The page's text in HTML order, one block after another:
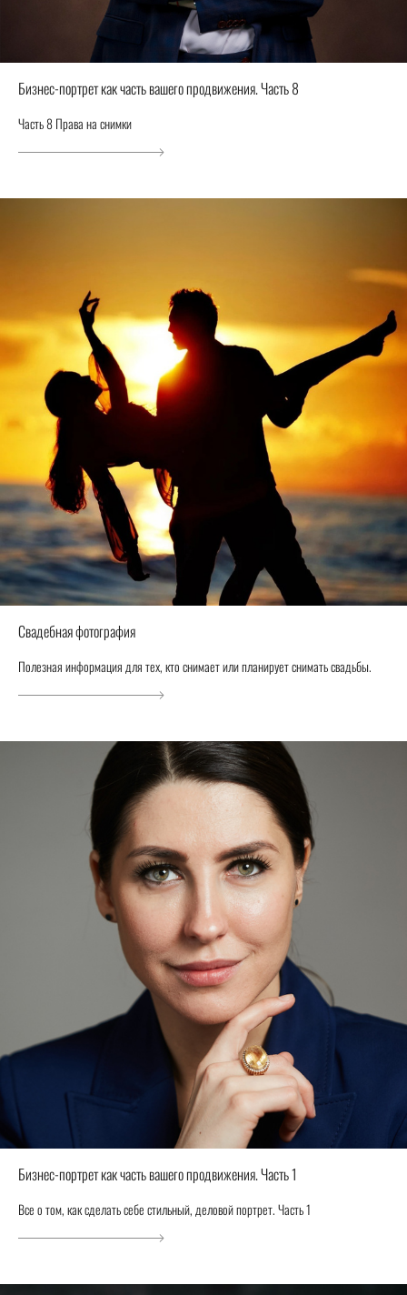
Бизнес-портрет как часть вашего продвижения. Часть 8
Часть 8 Права на снимки
Свадебная фотография
Полезная информация для тех, кто снимает или планирует снимать свадьбы.
Бизнес-портрет как часть вашего продвижения. Часть 1
Все о том, как сделать себе стильный, деловой портрет. Часть 1